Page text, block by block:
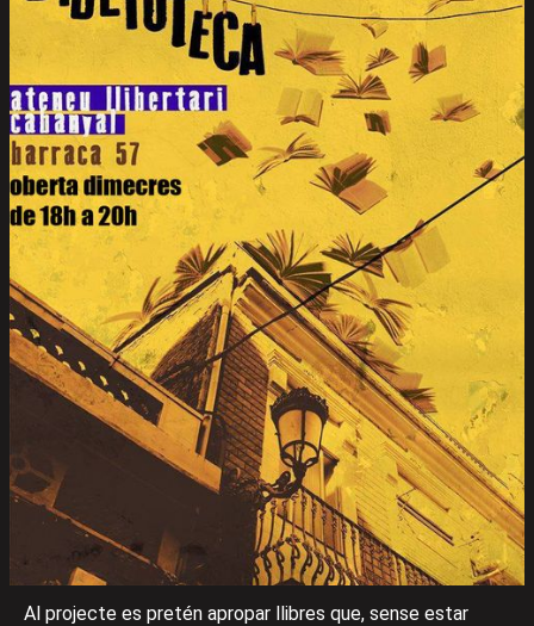
Al projecte es pretén apropar llibres que, sense estar